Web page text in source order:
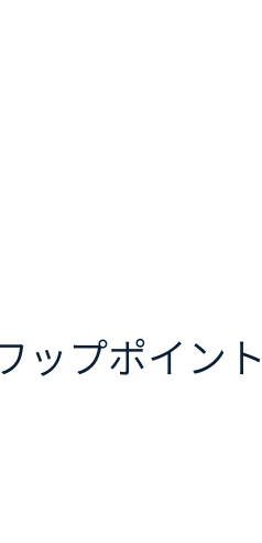
ップポイント